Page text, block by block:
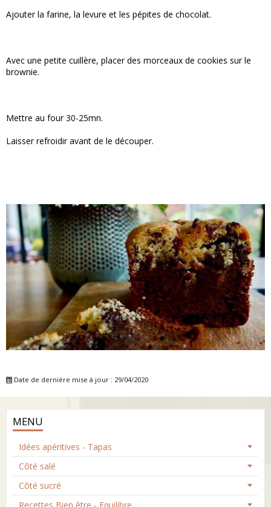
Ajouter la farine, la levure et les pépites de chocolat.
Avec une petite cuillère, placer des morceaux de cookies sur le
brownie.
Mettre au four 30-25mn.
Laisser refroidir avant de le découper.
Date de dernière mise à jour : 29/04/2020
MENU
Idées apéritives - Tapas
Côté salé
Côté sucré